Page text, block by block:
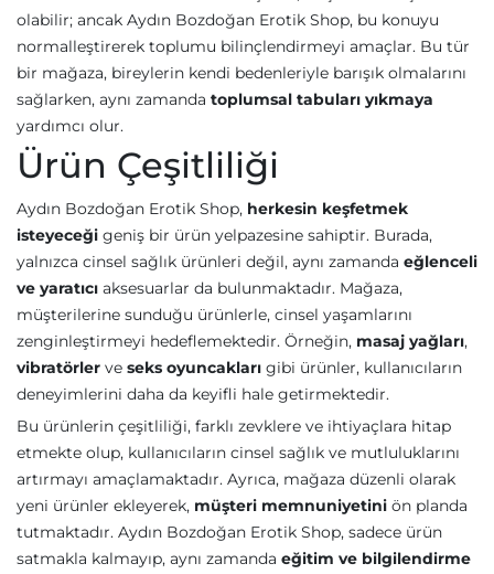
olabilir; ancak Aydın Bozdoğan Erotik Shop, bu konuyu
normalleştirerek toplumu bilinçlendirmeyi amaçlar. Bu tür
bir mağaza, bireylerin kendi bedenleriyle barışık olmalarını
sağlarken, aynı zamanda toplumsal tabuları yıkmaya
yardımcı olur.
Ürün Çeşitliliği
Aydın Bozdoğan Erotik Shop, herkesin keşfetmek
isteyeceği geniş bir ürün yelpazesine sahiptir. Burada,
yalnızca cinsel sağlık ürünleri değil, aynı zamanda eğlenceli
ve yaratıcı aksesuarlar da bulunmaktadır. Mağaza,
müşterilerine sunduğu ürünlerle, cinsel yaşamlarını
zenginleştirmeyi hedeflemektedir. Örneğin, masaj yağları,
vibratörler ve seks oyuncakları gibi ürünler, kullanıcıların
deneyimlerini daha da keyifli hale getirmektedir.
Bu ürünlerin çeşitliliği, farklı zevklere ve ihtiyaçlara hitap
etmekte olup, kullanıcıların cinsel sağlık ve mutluluklarını
artırmayı amaçlamaktadır. Ayrıca, mağaza düzenli olarak
yeni ürünler ekleyerek, müşteri memnuniyetini ön planda
tutmaktadır. Aydın Bozdoğan Erotik Shop, sadece ürün
satmakla kalmayıp, aynı zamanda eğitim ve bilgilendirme